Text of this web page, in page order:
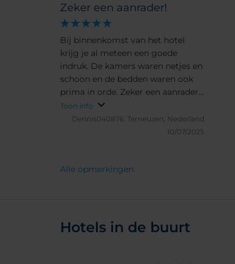
Zeker een aanrader!
Bij binnenkomst van het hotel
krijg je al meteen een goede
indruk. De kamers waren netjes en
schoon en de bedden waren ook
prima in orde. Zeker een aanrader
als je een goed hotel zoekt in
Düsseldorf.
Toon info
Dennis040876. Terneuzen, Nederland
10/07/2025
Alle opmerkingen
Hotels in de buurt